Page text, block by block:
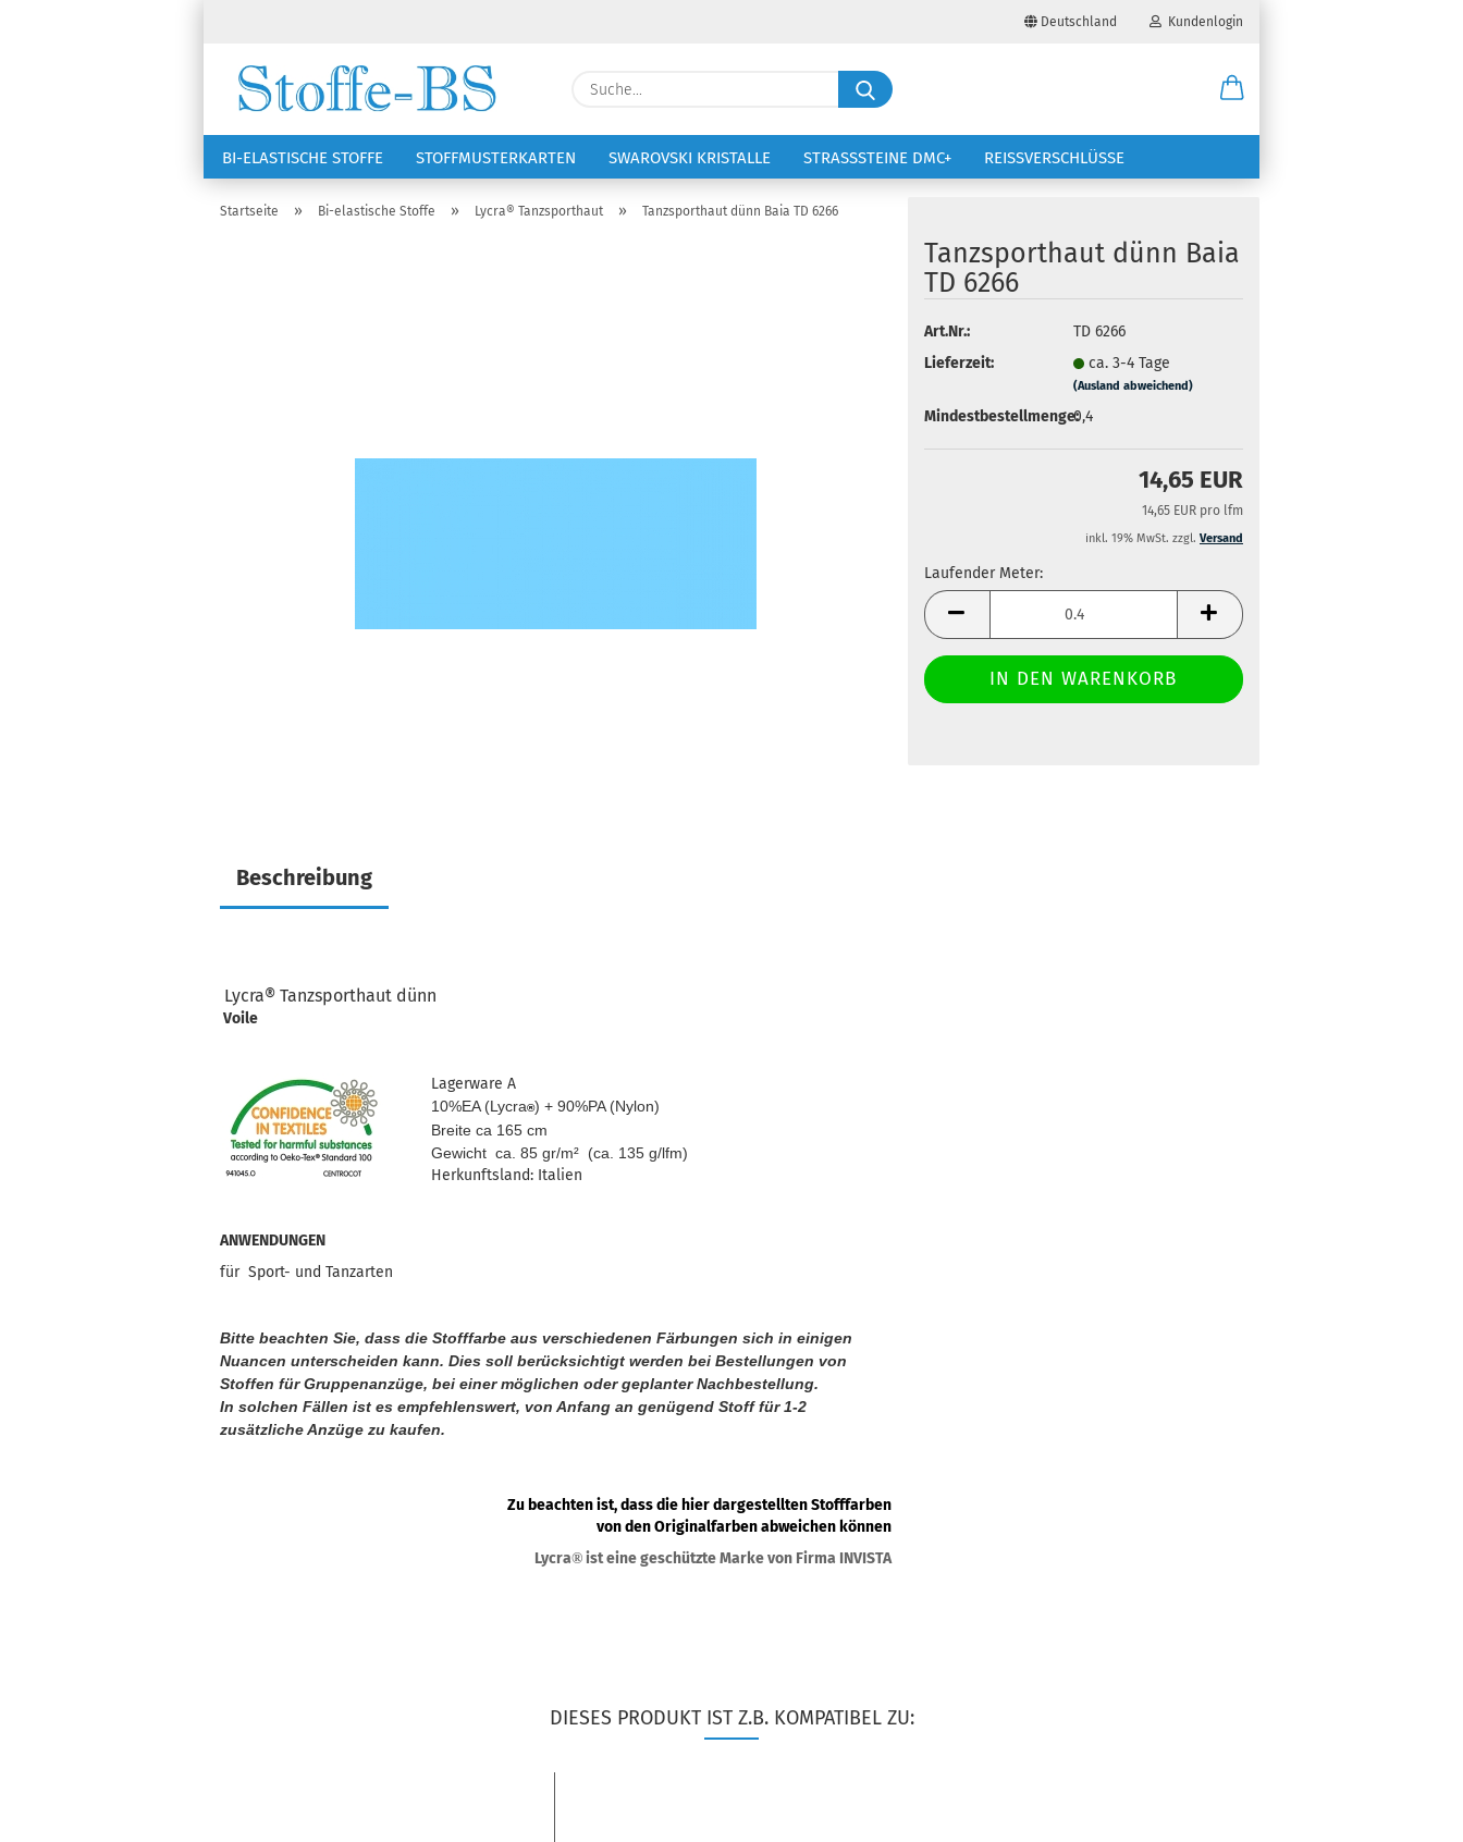
Deutschland
Lieferland
Kundenlogin
Konto erstellen
Passwort vergessen?
Suche...
BI-ELASTISCHE STOFFE STOFFMUSTERKARTEN SWAROVSKI KRISTALLE STRASSSTEINE DMC+ REISSVERSCHLÜSSE
NÄHZUBEHÖR RSG KAPPEN VOLTIGIERANZÜGE STICKEREI
Startseite » Bi-elastische Stoffe » Lycra® Tanzsporthaut » Tanzsporthaut dünn Baia TD 6266
Tanzsporthaut dünn Baia
TD 6266
Art.Nr.:
TD 6266
Lieferzeit:
ca. 3-4 Tage
(Ausland abweichend)
Mindestbestellmenge:0,4
14,65 EUR
14,65 EUR pro lfm
inkl. 19% MwSt. zzgl. Versand
Laufender Meter:
Laufender
Meter
Beschreibung
Lycra® Tanzsporthaut dünn
Voile
Lagerware A
10%EA (Lycra®) + 90%PA (Nylon)
Breite ca 165 cm
Gewicht ca. 85 gr/m² (ca. 135 g/lfm)
Herkunftsland: Italien
ANWENDUNGEN
für Sport- und Tanzarten
Bitte beachten Sie, dass die Stofffarbe aus verschiedenen Färbungen sich in einigen
Nuancen unterscheiden kann. Dies soll berücksichtigt werden bei Bestellungen von
Stoffen für Gruppenanzüge, bei einer möglichen oder geplanter Nachbestellung.
In solchen Fällen ist es empfehlenswert, von Anfang an genügend Stoff für 1-2
zusätzliche Anzüge zu kaufen.
Zu beachten ist, dass die hier dargestellten Stofffarben
von den Originalfarben abweichen können
Lycra®ist eine geschützte Marke von Firma INVISTA
DIESES PRODUKT IST Z.B. KOMPATIBEL ZU: